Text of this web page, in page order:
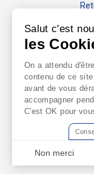
Salut c'est
les
On a attendu
contenu de ce
avant de vous
accompagner
C'est OK pour
Non merci